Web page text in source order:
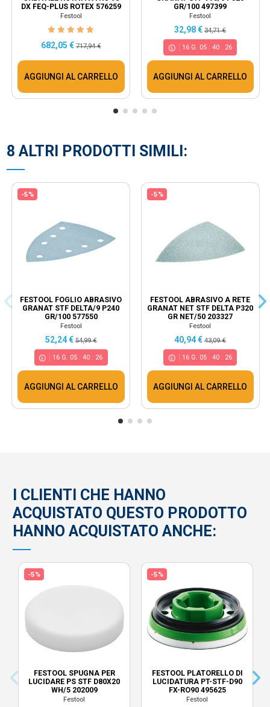
DX FEQ-PLUS ROTEX 576259
Festool
682,05 € 717,94 €
AGGIUNGI AL CARRELLO
GR/100 497399
Festool
32,98 €34,71 €
16G. 05: 40: 25
AGGIUNGI AL CARRELLO
8 ALTRI PRODOTTI SIMILI:
-5%
FESTOOL FOGLIO ABRASIVO
GRANAT STF DELTA/9 P240
GR/100 577550
Festool
52,24 € 54,99 €
16 G. 05 :40 : 25
AGGIUNGI AL CARRELLO
-5%
FESTOOL ABRASIVO A RETE
GRANAT NET STF DELTA P320
GR NET/50 203327
Festool
40,94 €43,09 €
16G. 05: 40: 25
AGGIUNGI AL CARRELLO
I CLIENTI CHE HANNO
ACQUISTATO QUESTO PRODOTTO
HANNO ACQUISTATO ANCHE:
-5%
FESTOOL SPUGNA PER
LUCIDARE PS STF D80X20
WH/5 202009
Festool
-5%
FESTOOL PLATORELLO DI
LUCIDATURA PT-STF-D90
FX-RO90 495625
Festool